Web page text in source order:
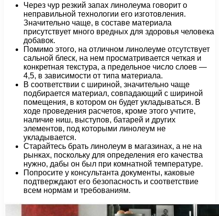
Через чур резкий запах линолеума говорит о
неправильной технологии его изготовления.
Значительно чаще, в составе материала
присутствует много вредных для здоровья человека
добавок.
Помимо этого, на отличном линолеуме отсутствует
сальной блеск, на нем просматривается четкая и
конкретная текстура, а предельное число слоев —
4,5, в зависимости от типа материала.
В соответствии с шириной, значительно чаще
подбирается материал, совпадающий с шириной
помещения, в котором он будет укладываться. В
ходе проведения расчетов, кроме этого учтите,
наличие ниш, выступов, батарей и других
элементов, под которыми линолеум не
укладывается.
Старайтесь брать линолеум в магазинах, а не на
рынках, поскольку для определения его качества
нужно, дабы он был при комнатной температуре.
Попросите у консультанта документы, каковые
подтверждают его безопасность и соответствие
всем нормам и требованиям.